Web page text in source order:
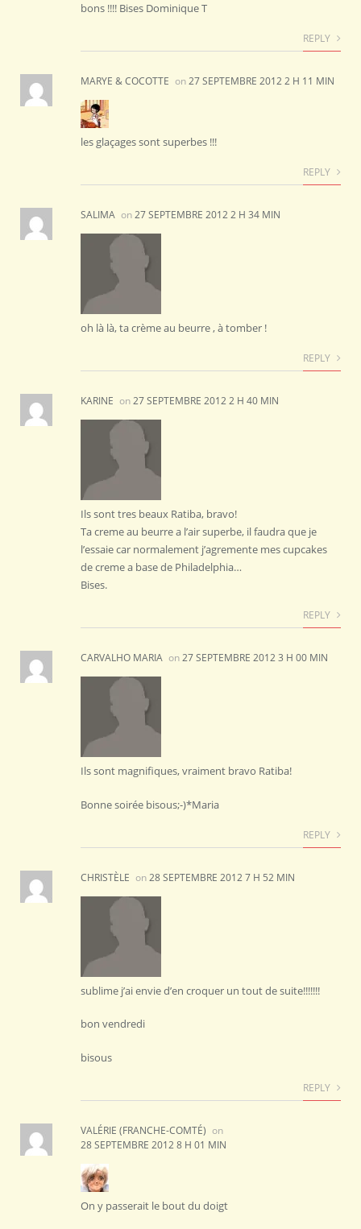
bons !!!! Bises Dominique T
REPLY
MARYE & COCOTTE on27 SEPTEMBRE 2012 2 H 11 MIN
les glaçages sont superbes !!!
REPLY
SALIMA on27 SEPTEMBRE 2012 2 H 34 MIN
oh là là, ta crème au beurre , à tomber !
REPLY
KARINE on27 SEPTEMBRE 2012 2 H 40 MIN
Ils sont tres beaux Ratiba, bravo!
Ta creme au beurre a l’air superbe, il faudra que je
l’essaie car normalement j’agremente mes cupcakes
de creme a base de Philadelphia…
Bises.
REPLY
CARVALHO MARIA on27 SEPTEMBRE 2012 3 H 00 MIN
Ils sont magnifiques, vraiment bravo Ratiba!
Bonne soirée bisous;-)*Maria
REPLY
CHRISTÈLE on28 SEPTEMBRE 2012 7 H 52 MIN
sublime j’ai envie d’en croquer un tout de suite!!!!!!!
bon vendredi
bisous
REPLY
VALÉRIE (FRANCHE-COMTÉ) on
28 SEPTEMBRE 2012 8 H 01 MIN
On y passerait le bout du doigt